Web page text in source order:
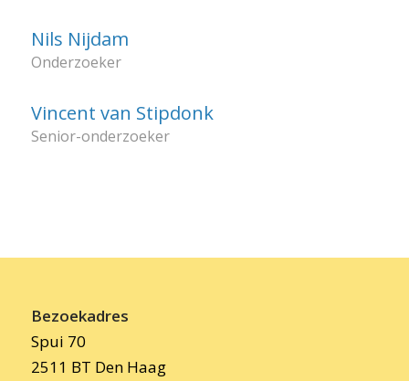
Nils Nijdam
Onderzoeker
Vincent van Stipdonk
Senior-onderzoeker
Bezoekadres
Spui 70
2511 BT Den Haag